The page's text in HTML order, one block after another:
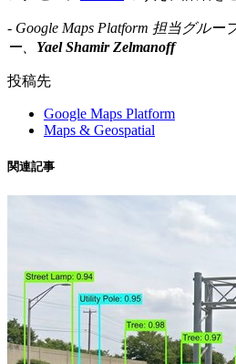
- Google Maps Platform 担当グルー
ー、 Yael Shamir Zelmanoff
投稿先
Google Maps Platform
Maps & Geospatial
関連記事